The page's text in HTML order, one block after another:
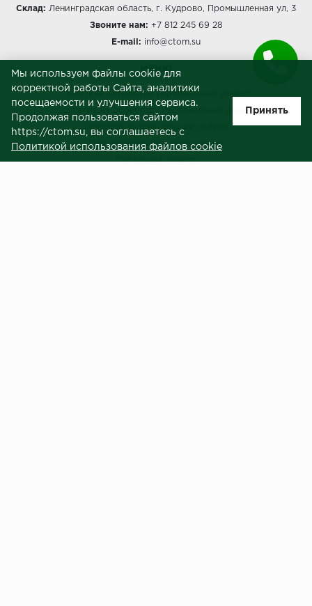
Склад: Ленинградская область, г. Кудрово, Промышленная ул, 3
Звоните нам: +7 812 245 69 28
E-mail: info@ctom.su
МЕНЮ
Политика обработки персональных данных
Согласие на обработку персональных данных
Пользовательское соглашение
Публичная оферта
Мы используем файлы cookie для
корректной работы Сайта, аналитики
посещаемости и улучшения сервиса.
Продолжая пользоваться сайтом
https://ctom.su, вы соглашаетесь с
Политикой использования файлов cookie
Принять